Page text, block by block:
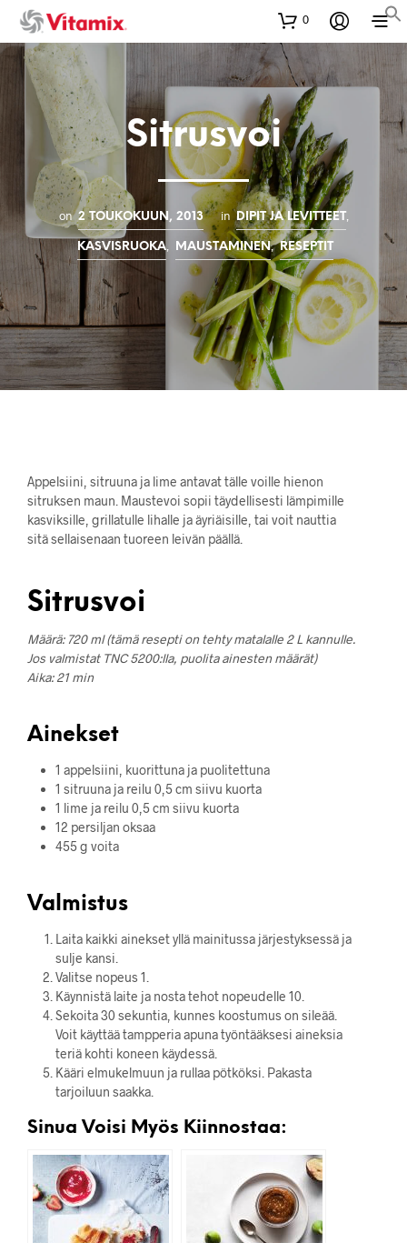
0
Sitrusvoi
on 2 TOUKOKUUN, 2013 in DIPIT JA LEVITTEET,
KASVISRUOKA MAUSTAMINEN, RESEPTIT
Appelsiini, sitruuna ja lime antavat tälle voille hienon
sitruksen maun. Maustevoi sopii täydellisesti lämpimille
kasviksille, grillatulle lihalle ja äyriäisille, tai voit nauttia
sitä sellaisenaan tuoreen leivän päällä.
Sitrusvoi
Määrä: 720 ml (tämä resepti on tehty matalalle 2 L kannulle.
Jos valmistat TNC 5200:lla, puolita ainesten määrät)
Aika: 21 min
Ainekset
1 appelsiini, kuorittuna ja puolitettuna
1 sitruuna ja reilu 0,5 cm siivu kuorta
1 lime ja reilu 0,5 cm siivu kuorta
12 persiljan oksaa
455 g voita
Valmistus
Laita kaikki ainekset yllä mainitussa järjestyksessä ja
sulje kansi.
Valitse nopeus 1.
Käynnistä laite ja nosta tehot nopeudelle 10.
Sekoita 30 sekuntia, kunnes koostumus on sileää.
Voit käyttää tampperia apuna työntääksesi aineksia
teriä kohti koneen käydessä.
Kääri elmukelmuun ja rullaa pötköksi. Pakasta
tarjoiluun saakka.
Sinua Voisi Myös Kiinnostaa: